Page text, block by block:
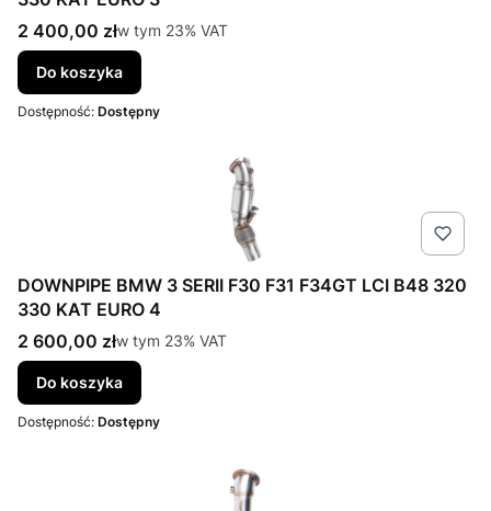
Cena brutto
2 400,00 złw tym %s VAT
w tym 23% VAT
Do koszyka
Dostępność: Dostępny
DOWNPIPE BMW 3 SERII F30 F31 F34GT LCI B48 320
330 KAT EURO 4
Cena brutto
2 600,00 złw tym %s VAT
w tym 23% VAT
Do koszyka
Dostępność: Dostępny